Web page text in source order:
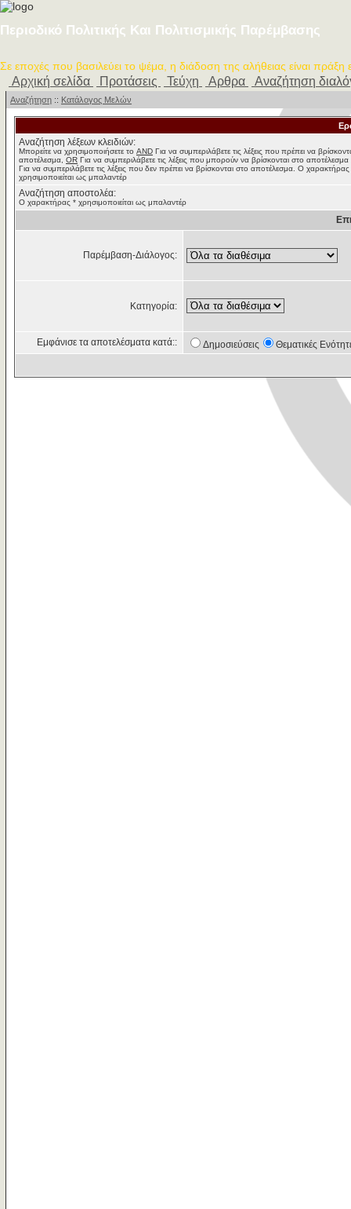
Περιοδικό Πολιτικής Και Πολιτισμικής Παρέμβασης
Σε εποχές που βασιλεύει το ψέμα, η διάδοση της αλήθειας είναι πράξη
Αρχική σελίδα Προτάσεις Τεύχη Αρθρα Αναζήτηση
Αναζήτηση :: Κατάλογος Μελών
Αναζήτηση λέξεων κλειδιών:
Μπορείτε να χρησιμοποιήσετε το AND Για να συμπεριλάβετε τις λέξεις που πρέπει να
αποτέλεσμα, OR Για να συμπεριλάβετε τις λέξεις που μπορούν να βρίσκονται στο αποτέλεσμα
Για να συμπεριλάβετε τις λέξεις που δεν πρέπει να βρίσκονται στο αποτέλεσμα. Ο
χρησιμοποιείται ως μπαλαντέρ
Αναζήτηση αποστολέα:
Ο χαρακτήρας * χρησιμοποιείται ως μπαλαντέρ
Παρέμβαση-Διάλογος:
Κατηγορία:
Εμφάνισε τα αποτελέσματα κατά:: Δημοσιεύσεις Θεματικές